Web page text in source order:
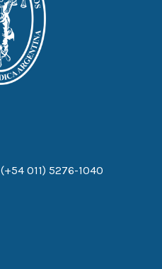
(+54 011) 5276-1040